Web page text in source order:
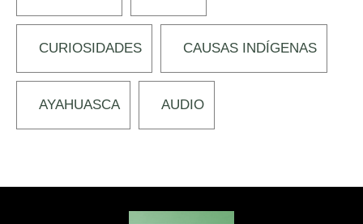
CURIOSIDADES CAUSAS INDÍGENAS
AYAHUASCA AUDIO